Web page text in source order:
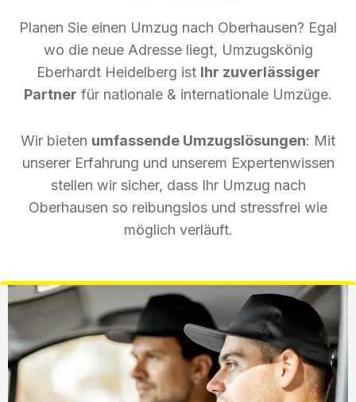
Planen Sie einen Umzug nach Oberhausen? Egal
wo die neue Adresse liegt, Umzugskönig
Eberhardt Heidelberg ist Ihr zuverlässiger
Partner für nationale & internationale Umzüge.
Wir bieten umfassende Umzugslösungen: Mit
unserer Erfahrung und unserem Expertenwissen
stellen wir sicher, dass Ihr Umzug nach
Oberhausen so reibungslos und stressfrei wie
möglich verläuft.